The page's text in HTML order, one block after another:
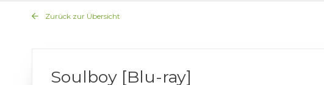
Zurück zur Übersicht
Soulboy [Blu-ray]